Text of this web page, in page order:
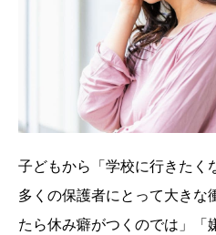
子どもから「学校に行きたく
多くの保護者にとって大きな
たら休み癖がつくのでは」「